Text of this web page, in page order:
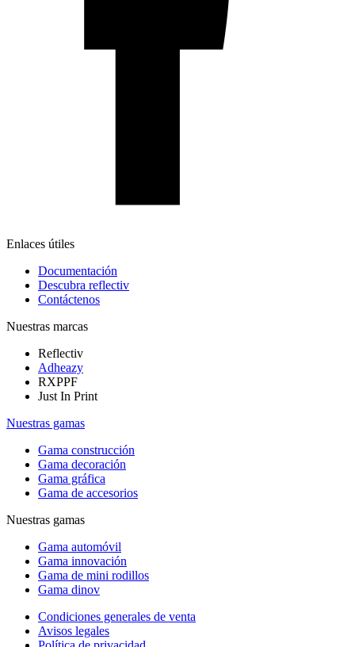
Enlaces útiles
Documentación
Descubra reflectiv
Contáctenos
Nuestras marcas
Reflectiv
Adheazy
RXPPF
Just In Print
Nuestras gamas
Gama construcción
Gama decoración
Gama gráfica
Gama de accesorios
Nuestras gamas
Gama automóvil
Gama innovación
Gama de mini rodillos
Gama dinov
Condiciones generales de venta
Avisos legales